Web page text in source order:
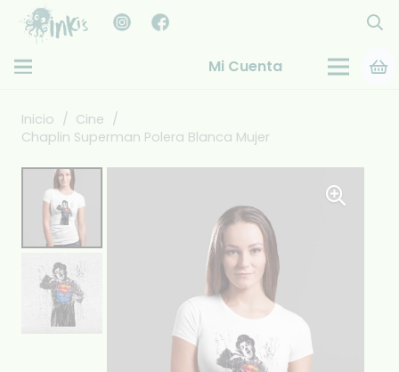
Mi Cuenta
Inicio / Cine /
Chaplin Superman Polera Blanca Mujer